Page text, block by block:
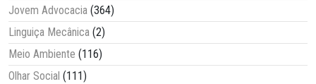
Jovem Advocacia (364)
Linguiça Mecânica (2)
Meio Ambiente (116)
Olhar Social (111)